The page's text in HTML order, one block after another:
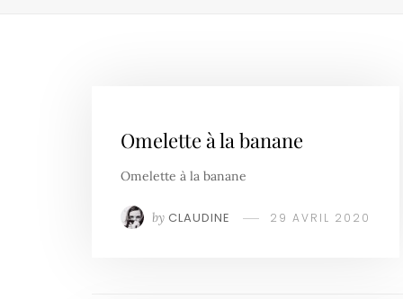
Omelette à la banane
Omelette à la banane
by CLAUDINE 29 AVRIL 2020